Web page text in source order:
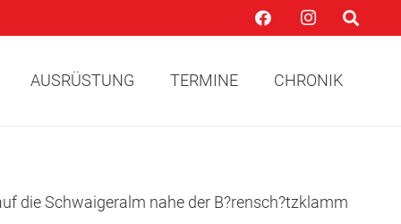
AUSRÜSTUNG TERMINE CHRONIK
die Schwaigeralm nahe der B?rensch?tzklamm